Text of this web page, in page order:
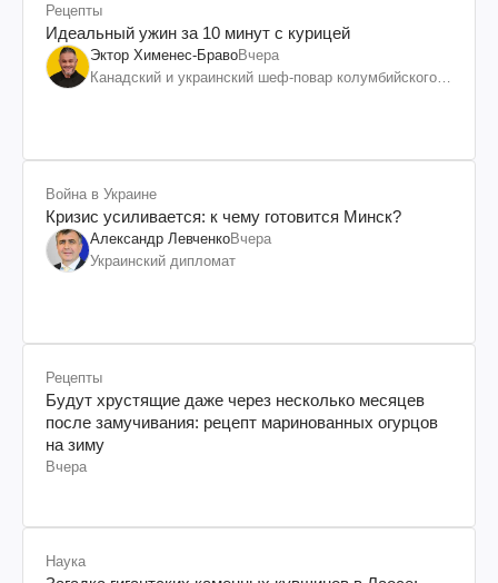
Рецепты
Идеальный ужин за 10 минут с курицей
Эктор Хименес-БравоВчера
Канадский и украинский шеф-повар колумбийского
Война в Украине
Кризис усиливается: к чему готовится Минск?
Александр ЛевченкоВчера
Украинский дипломат
Рецепты
Будут хрустящие даже через несколько месяцев
после замучивания: рецепт маринованных огурцов
на зиму
Вчера
Наука